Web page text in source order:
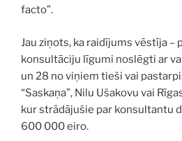
facto”.
Jau ziņots, ka raidījums vēstīja –
konsultāciju līgumi noslēgti ar
un 28 no viņiem tieši vai
“Saskaņa”, Nilu Ušakovu vai
kur strādājušie par konsultantu
600 000 eiro.